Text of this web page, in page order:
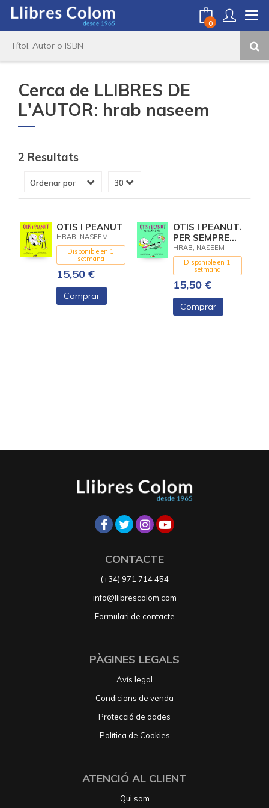
0
Cerca de LLIBRES DE
L'AUTOR: hrab naseem
2 Resultats
OTIS I PEANUT
HRAB, NASEEM
Disponible en 1
setmana
15,50 €
Comprar
OTIS I PEANUT.
PER SEMPRE
MÉS
HRAB, NASEEM
Disponible en 1
setmana
15,50 €
Comprar
CONTACTE
(+34) 971 714 454
info@llibrescolom.com
Formulari de contacte
PÀGINES LEGALS
Avís legal
Condicions de venda
Protecció de dades
Política de Cookies
ATENCIÓ AL CLIENT
Qui som